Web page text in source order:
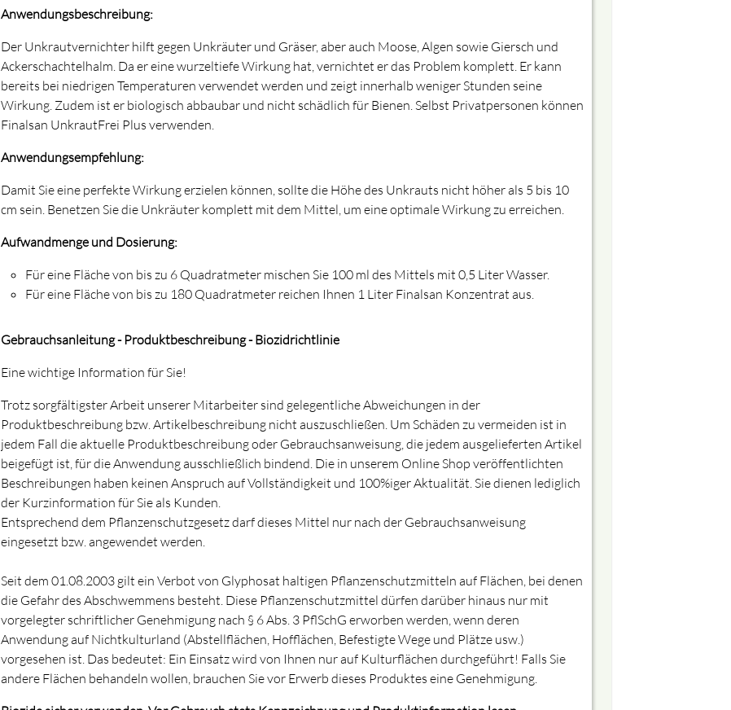
Anwendungsbeschreibung:
Der Unkrautvernichter hilft gegen Unkräuter und Gräser, aber auch Moose, Algen sowie Giersch und
Ackerschachtelhalm. Da er eine wurzeltiefe Wirkung hat, vernichtet er das Problem komplett. Er kann
bereits bei niedrigen Temperaturen verwendet werden und zeigt innerhalb weniger Stunden seine
Wirkung. Zudem ist er biologisch abbaubar und nicht schädlich für Bienen. Selbst Privatpersonen können
Finalsan UnkrautFrei Plus verwenden.
Anwendungsempfehlung:
Damit Sie eine perfekte Wirkung erzielen können, sollte die Höhe des Unkrauts nicht höher als 5 bis 10
cm sein. Benetzen Sie die Unkräuter komplett mit dem Mittel, um eine optimale Wirkung zu erreichen.
Aufwandmenge und Dosierung:
Für eine Fläche von bis zu 6 Quadratmeter mischen Sie 100 ml des Mittels mit 0,5 Liter Wasser.
Für eine Fläche von bis zu 180 Quadratmeter reichen Ihnen 1 Liter Finalsan Konzentrat aus.
Gebrauchsanleitung - Produktbeschreibung - Biozidrichtlinie
Eine wichtige Information für Sie!
Trotz sorgfältigster Arbeit unserer Mitarbeiter sind gelegentliche Abweichungen in der
Produktbeschreibung bzw. Artikelbeschreibung nicht auszuschließen. Um Schäden zu vermeiden ist in
jedem Fall die aktuelle Produktbeschreibung oder Gebrauchsanweisung, die jedem ausgelieferten Artikel
beigefügt ist, für die Anwendung ausschließlich bindend. Die in unserem Online Shop veröffentlichten
Beschreibungen haben keinen Anspruch auf Vollständigkeit und 100%iger Aktualität. Sie dienen lediglich
der Kurzinformation für Sie als Kunden.
Entsprechend dem Pflanzenschutzgesetz darf dieses Mittel nur nach der Gebrauchsanweisung
eingesetzt bzw. angewendet werden.
Seit dem 01.08.2003 gilt ein Verbot von Glyphosat haltigen Pflanzenschutzmitteln auf Flächen, bei denen
die Gefahr des Abschwemmens besteht. Diese Pflanzenschutzmittel dürfen darüber hinaus nur mit
vorgelegter schriftlicher Genehmigung nach § 6 Abs. 3 PflSchG erworben werden, wenn deren
Anwendung auf Nichtkulturland (Abstellflächen, Hofflächen, Befestigte Wege und Plätze usw.)
vorgesehen ist. Das bedeutet: Ein Einsatz wird von Ihnen nur auf Kulturflächen durchgeführt! Falls Sie
andere Flächen behandeln wollen, brauchen Sie vor Erwerb dieses Produktes eine Genehmigung.